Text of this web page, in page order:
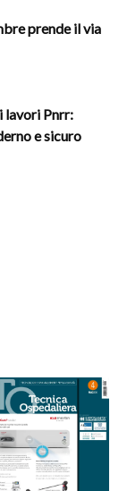
prende il via
lavori Pnrr:
e sicuro